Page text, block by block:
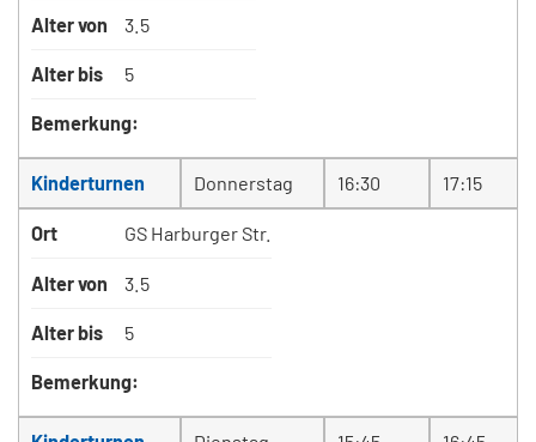
Alter von 3.5
Alter bis 5
Bemerkung:
Kinderturnen Donnerstag 16:30 17:15
Ort GS Harburger Str.
Alter von 3.5
Alter bis 5
Bemerkung: